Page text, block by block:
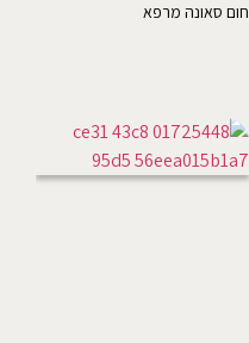
חום סאונה מרפא